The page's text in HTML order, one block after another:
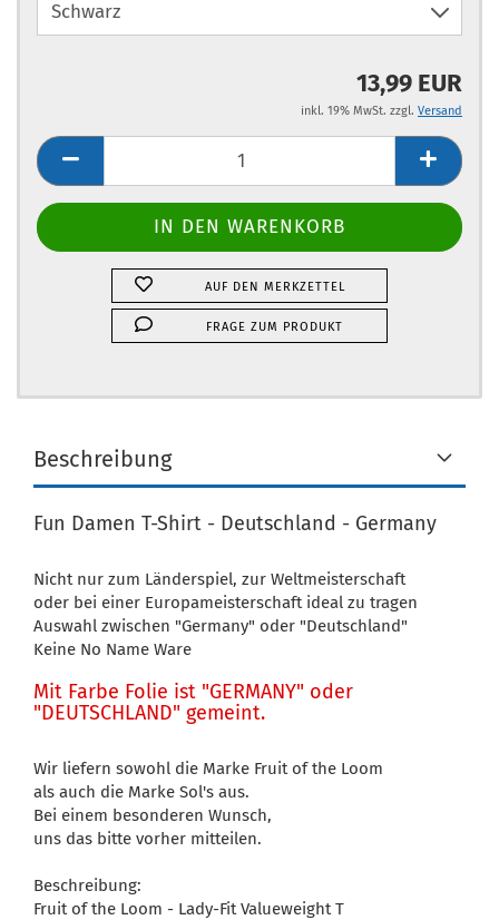
13,99 EUR
inkl. 19% MwSt. zzgl. Versand
AUF DEN MERKZETTEL
FRAGE ZUM PRODUKT
Beschreibung
Fun Damen T-Shirt - Deutschland - Germany
Nicht nur zum Länderspiel, zur Weltmeisterschaft
oder bei einer Europameisterschaft ideal zu tragen
Auswahl zwischen "Germany" oder "Deutschland"
Keine No Name Ware
Mit Farbe Folie ist "GERMANY" oder
"DEUTSCHLAND" gemeint.
Wir liefern sowohl die Marke Fruit of the Loom
als auch die Marke Sol's aus.
Bei einem besonderen Wunsch,
uns das bitte vorher mitteilen.
Beschreibung:
Fruit of the Loom - Lady-Fit Valueweight T